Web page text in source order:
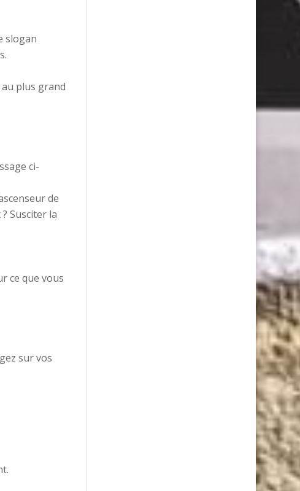
slogan
plus grand
ci-
de
Susciter la
ce que vous
sur vos